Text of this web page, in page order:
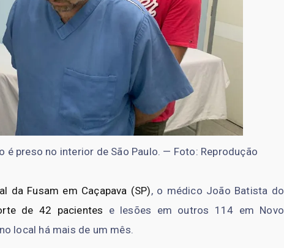
preso no interior de São Paulo. — Foto: Reprodução
da Fusam em Caçapava (SP), o médico João Batista do
de 42 pacientes e lesões em outros 114 em Novo
local há mais de um mês.